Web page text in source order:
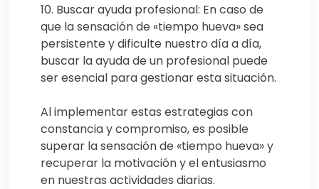
10. Buscar ayuda profesional: En caso de
que la sensación de «tiempo hueva» sea
persistente y dificulte nuestro día a día,
buscar la ayuda de un profesional puede
ser esencial para gestionar esta situación.
Al implementar estas estrategias con
constancia y compromiso, es posible
superar la sensación de «tiempo hueva» y
recuperar la motivación y el entusiasmo
en nuestras actividades diarias.